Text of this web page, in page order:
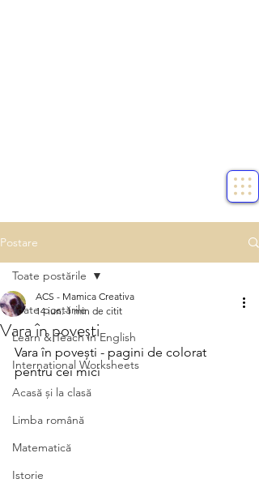
Postare
Toate postările
Learn & Teach in English
International Worksheets
Acasă și la clasă
Limba română
Matematică
Istorie
Toate postările
Vara în povești
ACS - Mamica Creativa
14 iun. 1 min de citit
Vara în povești - pagini de colorat
pentru cei mici